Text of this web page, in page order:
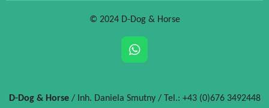
© 2024 D-Dog & Horse
W
s
D-Dog & Horse/ Inh. Daniela Smutny / Tel.: +43 (0)676 3492448